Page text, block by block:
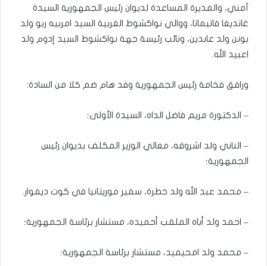
آمني، والمديرة المساعدة لديوان رئيس الجمهورية السيدة
غانديغا فاتيماتا، ووالي نواكشوط الغربية السيد امربيه ربو ولد
بونن ولد عابدين، ونائب رئيسة جهة نواكشوط السيد إدوم ولد
اعبيد الله.
ورافق فخامة رئيس الجمهورية وفد هام ضم كلا من السادة:
– الدكتورة مريم فاضل الداه، السيدة الأولى؛
– الناني ولد اشروقه، معالي الوزير المكلف بديوان رئيس
الجمهورية؛
– محمد عبد الله ولد خطرة، سفير موريتانيا في كوت ديفوار.
– احمد ولد أباه الملقب أحميده، مستشار برئاسة الجمهورية؛
– محمد ولد امحيميد، مستشار برئاسة الجمهورية؛